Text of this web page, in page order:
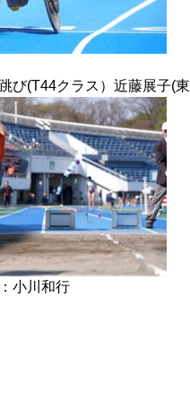
び(T44クラス）近藤展子(東
小川和行